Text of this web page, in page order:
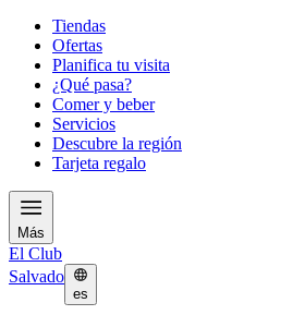
Tiendas
Ofertas
Planifica tu visita
¿Qué pasa?
Comer y beber
Servicios
Descubre la región
Tarjeta regalo
Más
El Club
Salvado
es